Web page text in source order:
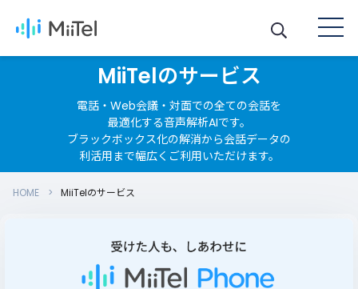
MiiTelのサービス
電話・Web会議・対面での全ての会話を
最適化する音声解析AIです。
ブラックボックス化の解消から会話データの
利活用まで幅広くご利用いただけます。
HOME MiiTelのサービス